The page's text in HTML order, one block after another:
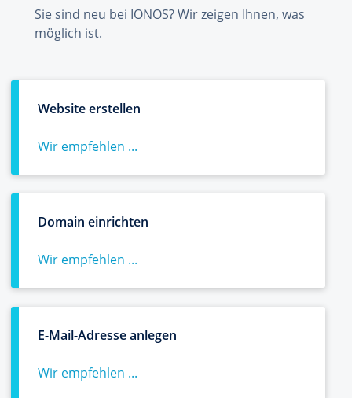
Sie sind neu bei IONOS? Wir zeigen Ihnen, was
möglich ist.
Website erstellen
Wir empfehlen ...
Domain einrichten
Wir empfehlen ...
E-Mail-Adresse anlegen
Wir empfehlen ...